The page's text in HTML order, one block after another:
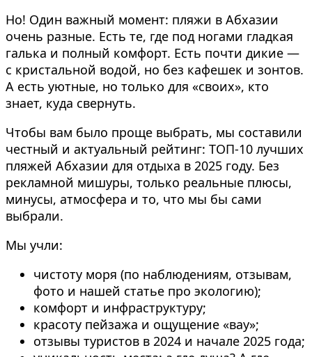
Но! Один важный момент: пляжи в Абхазии
очень разные. Есть те, где под ногами гладкая
галька и полный комфорт. Есть почти дикие —
с кристальной водой, но без кафешек и зонтов.
А есть уютные, но только для «своих», кто
знает, куда свернуть.
Чтобы вам было проще выбрать, мы составили
честный и актуальный рейтинг: ТОП-10 лучших
пляжей Абхазии для отдыха в 2025 году. Без
рекламной мишуры, только реальные плюсы,
минусы, атмосфера и то, что мы бы сами
выбрали.
Мы учли:
чистоту моря (по наблюдениям, отзывам,
фото и нашей статье про экологию);
комфорт и инфраструктуру;
красоту пейзажа и ощущение «вау»;
отзывы туристов в 2024 и начале 2025 года;